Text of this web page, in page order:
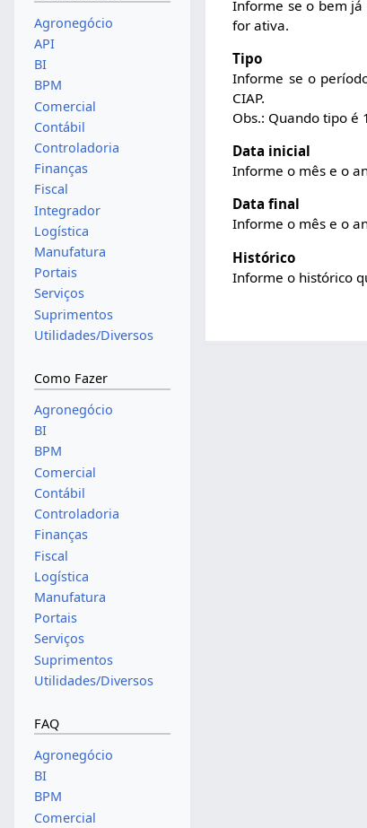
Informe se o bem
for ativa.
Tipo
Informe se o
CIAP.
Obs.: Quando tipo é
Data inicial
Informe o mês e o
Data final
Informe o mês e o
Histórico
Informe o histórico
Agronegócio
API
BI
BPM
Comercial
Contábil
Controladoria
Finanças
Fiscal
Integrador
Logística
Manufatura
Portais
Serviços
Suprimentos
Utilidades/Diversos
Como Fazer
Agronegócio
BI
BPM
Comercial
Contábil
Controladoria
Finanças
Fiscal
Logística
Manufatura
Portais
Serviços
Suprimentos
Utilidades/Diversos
FAQ
Agronegócio
BI
BPM
Comercial